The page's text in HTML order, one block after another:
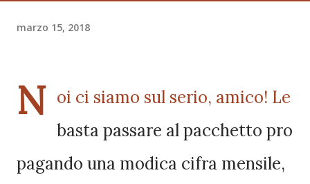
marzo 15, 2018
N oi ci siamo sul serio, amico! Le
basta passare al pacchetto pro
pagando una modica cifra mensile,